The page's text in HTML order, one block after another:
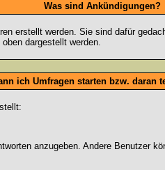
Was sind Ankündigungen?
erstellt werden. Sie sind dafür
dargestellt werden.
ich Umfragen starten bzw. daran
anzugeben. Andere Benutzer